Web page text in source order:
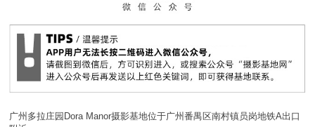
广州多拉庄园Dora Manor摄影基地位于广州番禺区南村镇员岗地铁A出口